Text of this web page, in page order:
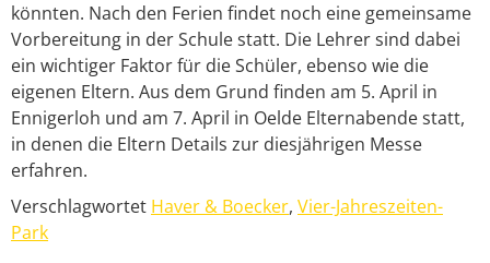
könnten. Nach den Ferien findet noch eine gemeinsame
Vorbereitung in der Schule statt. Die Lehrer sind dabei
ein wichtiger Faktor für die Schüler, ebenso wie die
eigenen Eltern. Aus dem Grund finden am 5. April in
Ennigerloh und am 7. April in Oelde Elternabende statt,
in denen die Eltern Details zur diesjährigen Messe
erfahren.
Verschlagwortet Haver & Boecker, Vier-Jahreszeiten-
Park